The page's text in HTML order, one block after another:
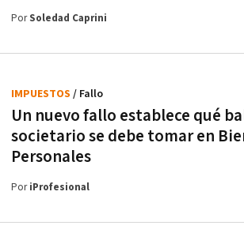
PorSoledad Caprini
Un nuevo fallo establece qué
societario se debe tomar en
Personales
IMPUESTOS / Fallo
PoriProfesional